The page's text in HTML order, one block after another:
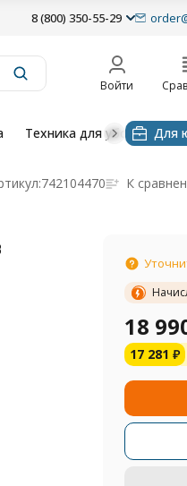
8 (800) 350-55-29
Войти
Техника для уборки Для
742104470 К
18
17 281 ₽